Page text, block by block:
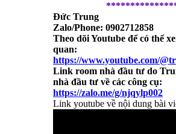
Đức Trung
Zalo/Phone: 0902712858
Theo dõi Youtube để có thể
quan:
https://www.youtube.com/
Link room nhà đầu tư do
nhà đầu tư về các công cụ:
https://zalo.me/g/njqylp002
Link youtube về nội dung bài